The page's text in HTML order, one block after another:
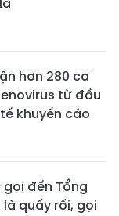
hơn 280 ca
từ đầu
khuyến cáo
gọi đến Tổng
là quấy rối, gọi